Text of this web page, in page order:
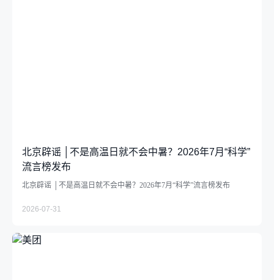
北京辟谣 │不是高温日就不会中暑？2026年7月“科学”
流言榜发布
北京辟谣 │不是高温日就不会中暑？2026年7月“科学”流言榜发布
2026-07-31